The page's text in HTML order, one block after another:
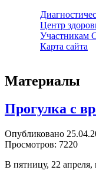
Центр
Участникам
Карта сайта
Материалы
Прогулка с
Опубликовано
Просмотров: 7220
В пятницу, 22 апреля,